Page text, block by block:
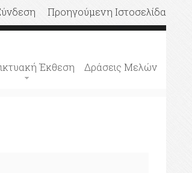
Προηγούμενη Ιστοσελίδα
Έκθεση Δράσεις Μελών